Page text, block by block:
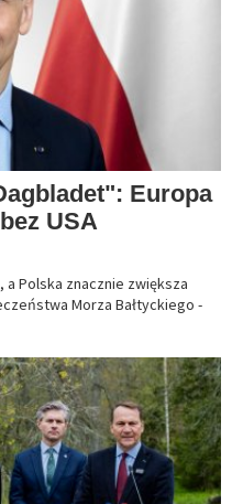
Europa
USA
a Polska znacznie zwiększa
Morza Bałtyckiego -